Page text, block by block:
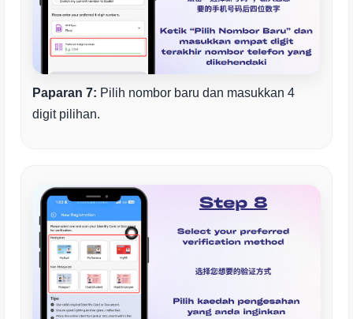
Paparan 7: Pilih nombor baru dan masukkan 4
digit pilihan.